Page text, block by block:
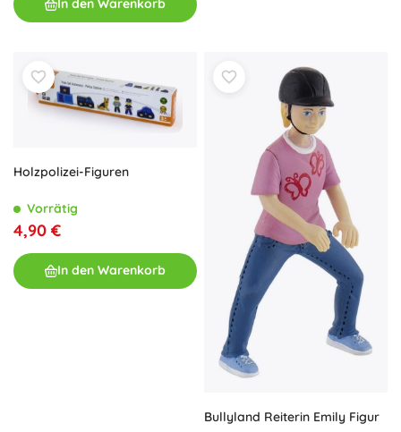
In den Warenkorb
Holzpolizei-Figuren
Vorrätig
4,90 €
In den Warenkorb
Bullyland Reiterin Emily Figur